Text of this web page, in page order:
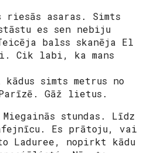
riesās asaras. Simts
es sen nebiju
balss skanēja El
Cik labi, ka mans
simts metrus no
Gāž lietus.
stundas. Līdz
Es prātoju, vai
Laduree, nopirkt kādu